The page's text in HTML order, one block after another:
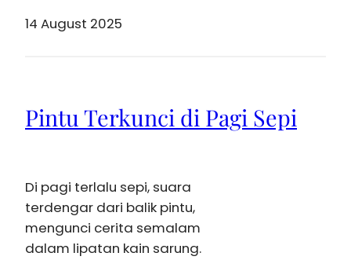
14 August 2025
Pintu Terkunci di Pagi Sepi
Di pagi terlalu sepi, suara
terdengar dari balik pintu,
mengunci cerita semalam
dalam lipatan kain sarung.